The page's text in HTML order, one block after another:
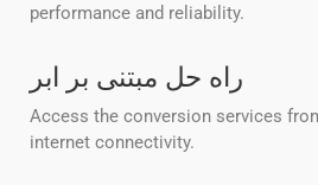
performance and reliability.
راه حل مبتنی بر ابر
Access the conversion services
internet connectivity.